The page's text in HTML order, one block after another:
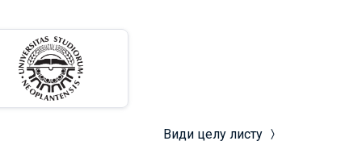
Види целу листу